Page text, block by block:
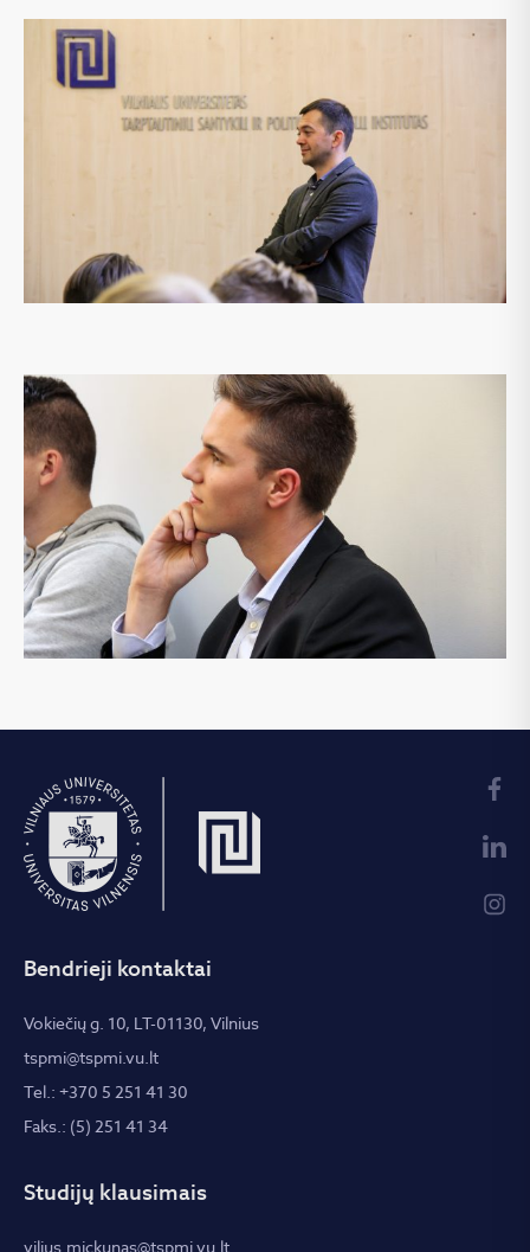
Bendrieji kontaktai
Vokiečių g. 10, LT-01130, Vilnius
tspmi@tspmi.vu.lt
Tel.: +370 5 251 41 30
Faks.: (5) 251 41 34
Studijų klausimais
vilius.mickunas@tspmi.vu.lt